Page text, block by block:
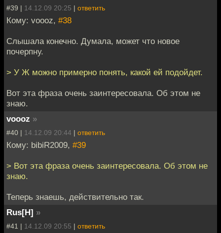
#39 | 14.12.09 20:25 | ответить
Кому: voooz, #38
Слышала конечно. Думала, может что новое
почерпну.
> У Ж можно примерно понять, какой ей подойдет.
Вот эта фраза очень заинтересовала. Об этом не
знаю.
voooz »
#40 | 14.12.09 20:44 | ответить
Кому: bibiR2009, #39
> Вот эта фраза очень заинтересовала. Об этом не
знаю.
Теперь знаешь, действительно так.
Rus[H] »
#41 | 14.12.09 20:55 | ответить